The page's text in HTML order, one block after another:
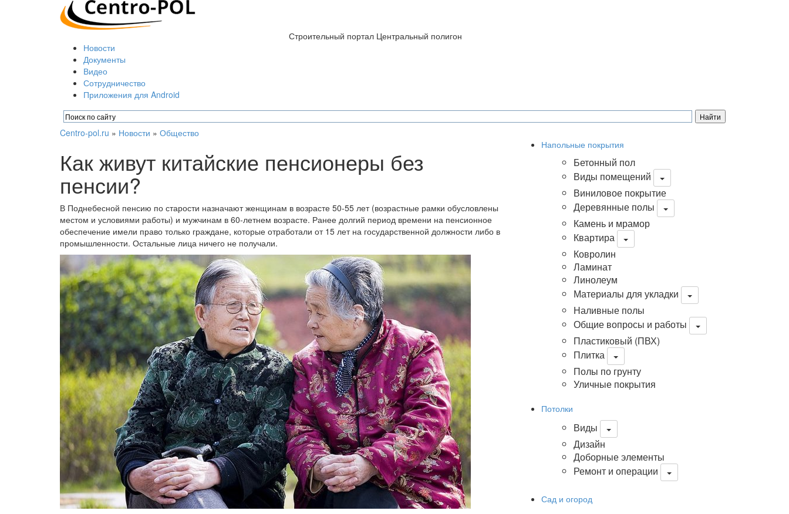
Строительный портал Центральный полигон
Новости
Документы
Видео
Сотрудничество
Приложения для Android
Centro-pol.ru » Новости » Общество
Как живут китайские пенсионеры без
пенсии?
В Поднебесной пенсию по старости назначают женщинам в возрасте 50-55 лет (возрастные рамки обусловлены
местом и условиями работы) и мужчинам в 60-летнем возрасте. Ранее долгий период времени на пенсионное
обеспечение имели право только граждане, которые отработали от 15 лет на государственной должности либо в
промышленности. Остальные лица ничего не получали.
Напольные покрытия
Бетонный пол
Виды помещений
Виниловое покрытие
Деревянные полы
Камень и мрамор
Квартира
Ковролин
Ламинат
Линолеум
Материалы для укладки
Наливные полы
Общие вопросы и работы
Пластиковый (ПВХ)
Плитка
Полы по грунту
Уличные покрытия
Потолки
Виды
Дизайн
Доборные элементы
Ремонт и операции
Сад и огород